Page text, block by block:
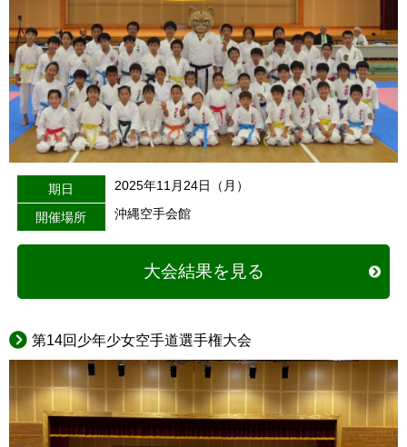
期日 2025年11月24日（月）
開催場所 沖縄空手会館
大会結果を見る
第14回少年少女空手道選手権大会